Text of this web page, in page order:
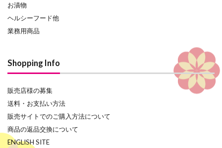
お漬物
ヘルシーフード他
業務用商品
Shopping Info
販売店様の募集
送料・お支払い方法
販売サイトでのご購入方法について
商品の返品交換について
ENGLISH SITE